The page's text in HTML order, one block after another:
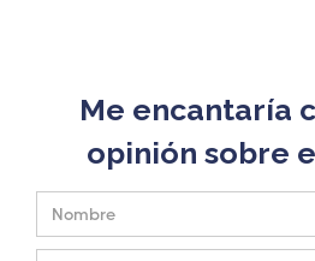
Me encantaría
opinión sobre